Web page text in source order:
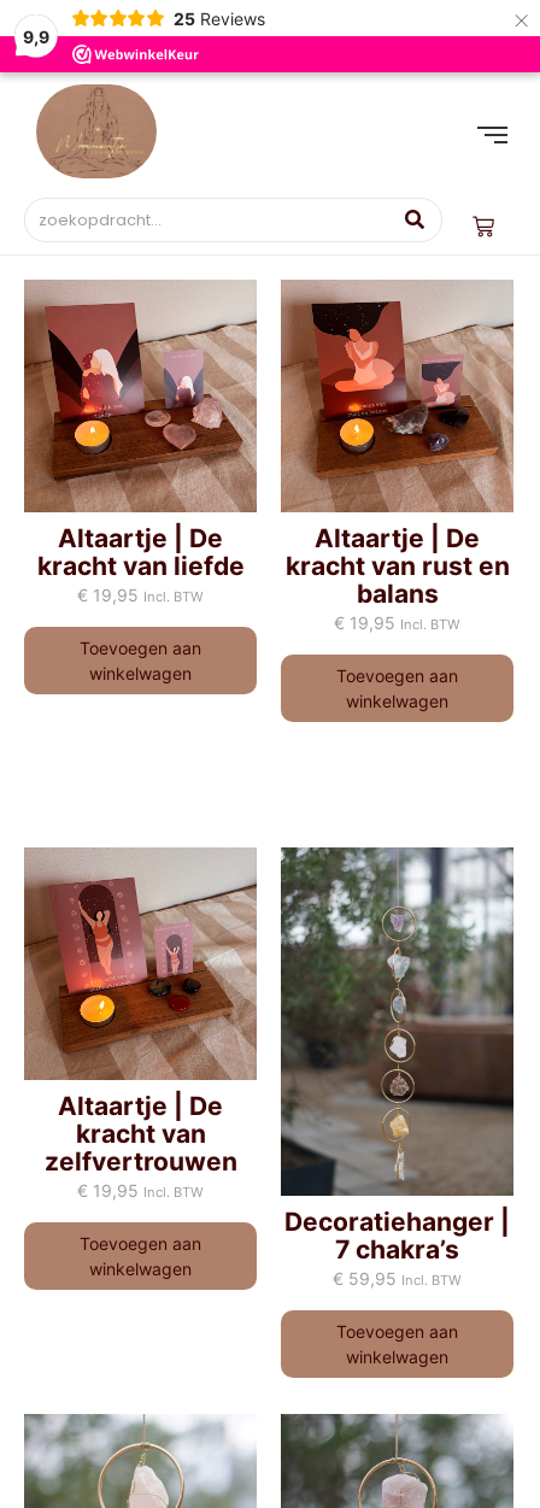
9,9
25 Reviews ×
Altaartje | De
kracht van liefde
€ 19,95 Incl. BTW
Toevoegen aan
winkelwagen
Altaartje | De
kracht van rust en
balans
€ 19,95 Incl. BTW
Toevoegen aan
winkelwagen
Altaartje | De
kracht van
zelfvertrouwen
€ 19,95 Incl. BTW
Toevoegen aan
winkelwagen
Decoratiehanger |
7 chakra’s
€ 59,95 Incl. BTW
Toevoegen aan
winkelwagen